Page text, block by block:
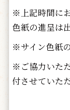
※上記時間に
色紙の進呈は
※サイン色紙
※ご協力いた
付させていた